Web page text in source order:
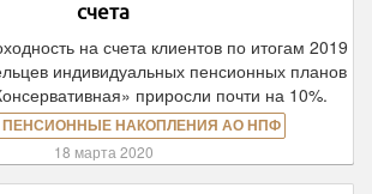
счета
на счета клиентов по итогам 2019
индивидуальных пенсионных планов
приросли почти на 10%.
ПЕНСИОННЫЕ НАКОПЛЕНИЯ АО НПФ
18 марта 2020